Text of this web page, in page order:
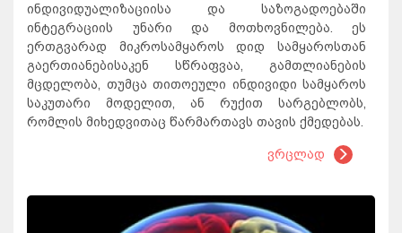
ინდივიდუალიზაციისა და საზოგადოებაში
ინტეგრაციის უნარი და მოთხოვნილება. ეს
ერთგვარად მიკროსამყაროს დიდ სამყაროსთან
გაერთიანებისაკენ სწრაფვაა, გამთლიანების
მცდელობა, თუმცა თითოეული ინდივიდი სამყაროს
საკუთარი მოდელით, ან რუქით სარგებლობს,
რომლის მიხედვითაც წარმართავს თავის ქმედებას.
ვრცლად